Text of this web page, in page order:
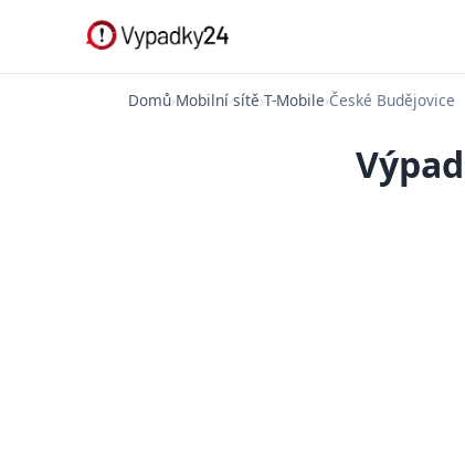
Domů›Mobilní sítě›T-Mobile›České Budějovice